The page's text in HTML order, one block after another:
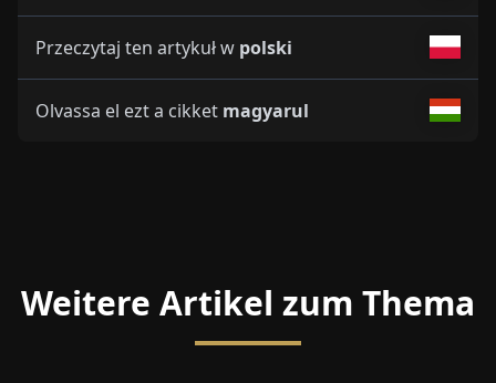
Przeczytaj ten artykuł w polski
Olvassa el ezt a cikket magyarul
Weitere Artikel zum Thema